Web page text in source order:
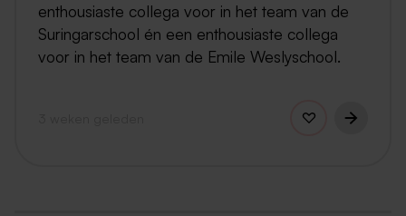
enthousiaste collega voor in het team van de
Suringarschool én een enthousiaste collega
voor in het team van de Emile Weslyschool.